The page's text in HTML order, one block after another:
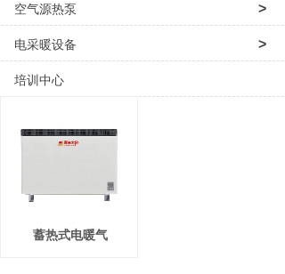
空气源热泵 >
电采暖设备 >
培训中心
蓄热式电暖气